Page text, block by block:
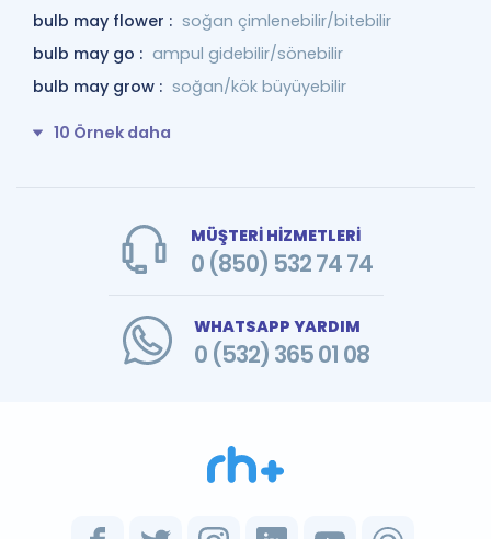
bulb may flower : soğan çimlenebilir/bitebilir
bulb may go : ampul gidebilir/sönebilir
bulb may grow : soğan/kök büyüyebilir
10 Örnek daha
MÜŞTERİ HİZMETLERİ
0 (850) 532 74 74
WHATSAPP YARDIM
0 (532) 365 01 08